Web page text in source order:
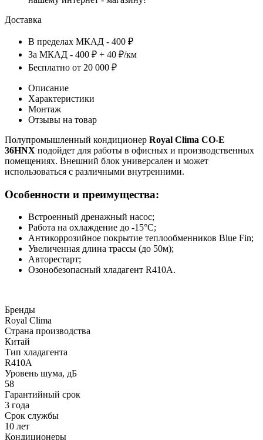
Доставка
В пределах МКАД - 400 ₽
За МКАД - 400 ₽ + 40 ₽/км
Бесплатно от 20 000 ₽
Описание
Характеристики
Монтаж
Отзывы на товар
Полупромышленный кондиционер Royal Clima CO-E
36HNX подойдет для работы в офисных и производственных
помещениях. Внешний блок универсален и может
использоваться с различными внутренними.
Особенности и преимущества:
Встроенный дренажный насос;
Работа на охлаждение до -15°С;
Антикоррозийное покрытие теплообменников Blue Fin;
Увеличенная длина трассы (до 50м);
Авторестарт;
Озонобезопасный хладагент R410A.
Бренды
Royal Clima
Страна производства
Китай
Тип хладагента
R410A
Уровень шума, дБ
58
Гарантийный срок
3 года
Срок службы
10 лет
Кондиционеры